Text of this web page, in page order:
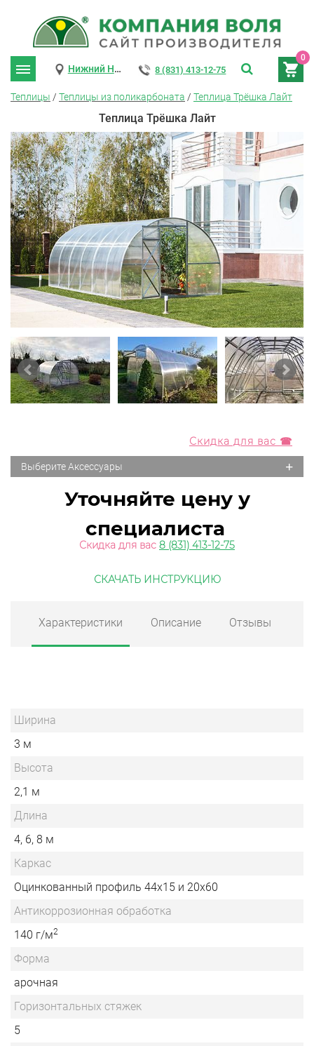
0
Нижний Новгород 8 (831) 413-12-75
Теплицы / Теплицы из поликарбоната / Теплица Трёшка Лайт
Теплица Трёшка Лайт
Скидка для вас ☎
Выберите Аксессуары +
Уточняйте цену у
специалиста
Скидка для вас 8 (831) 413-12-75
СКАЧАТЬ ИНСТРУКЦИЮ
Характеристики Описание Отзывы
Ширина
3 м
Высота
2,1 м
Длина
4, 6, 8 м
Каркас
Оцинкованный профиль 44х15 и 20х60
Антикоррозионная обработка
140 г/м2
Форма
арочная
Горизонтальных стяжек
5